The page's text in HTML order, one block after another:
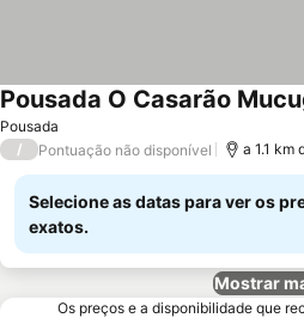
Pousada
Pousada O Casarão
/ Pontuação não disponível a 1.1 km
Selecione as datas para ver os
exatos.
Mostrar
Os preços e a disponibilidade que